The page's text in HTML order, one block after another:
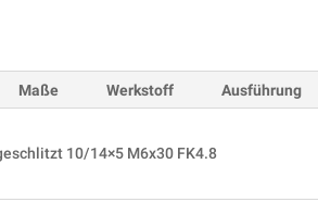
Maße Werkstoff Ausführung
10/14×5 M6x30 FK4.8